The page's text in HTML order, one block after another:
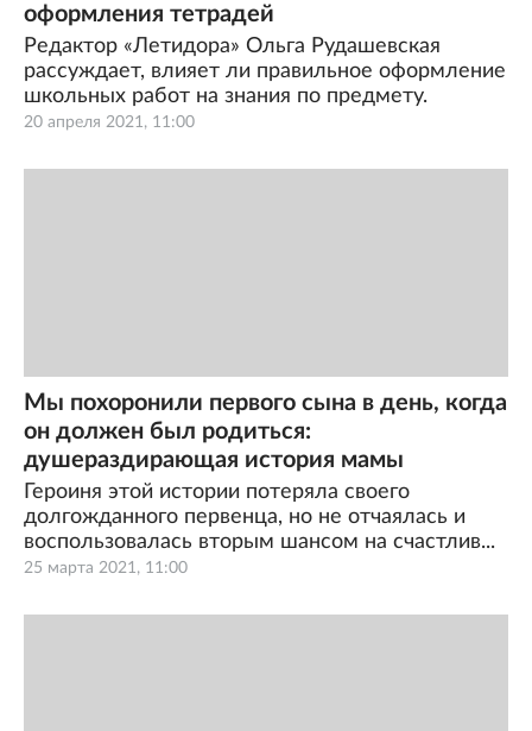
20 апреля 2021, 11:00
оформления тетрадей
Редактор «Летидора» Ольга Рудашевская
рассуждает, влияет ли правильное оформление
школьных работ на знания по предмету.
25 марта 2021, 11:00
Мы похоронили первого сына в день, когда
он должен был родиться:
душераздирающая история мамы
Героиня этой истории потеряла своего
долгожданного первенца, но не отчаялась и
воспользовалась вторым шансом на счастлив...